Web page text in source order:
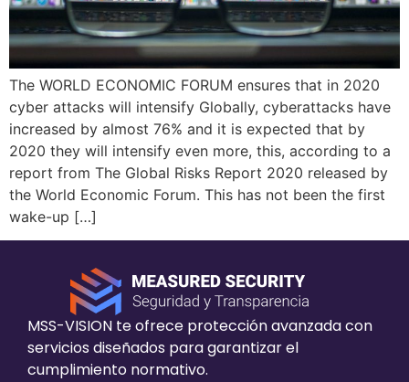
The WORLD ECONOMIC FORUM ensures that in 2020
cyber attacks will intensify Globally, cyberattacks have
increased by almost 76% and it is expected that by
2020 they will intensify even more, this, according to a
report from The Global Risks Report 2020 released by
the World Economic Forum. This has not been the first
wake-up […]
MSS-VISION te ofrece protección avanzada con
servicios diseñados para garantizar el
cumplimiento normativo.